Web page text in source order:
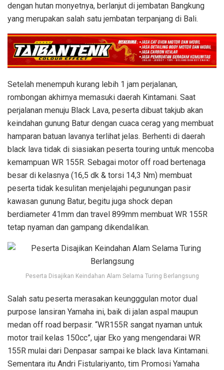
dengan hutan monyetnya, berlanjut di jembatan Bangkung
yang merupakan salah satu jembatan terpanjang di Bali.
Setelah menempuh kurang lebih 1 jam perjalanan,
rombongan akhirnya memasuki daerah Kintamani. Saat
perjalanan menuju Black Lava, peserta dibuat takjub akan
keindahan gunung Batur dengan cuaca cerag yang membuat
hamparan batuan lavanya terlihat jelas. Berhenti di daerah
black lava tidak di siasiakan peserta touring untuk mencoba
kemampuan WR 155R. Sebagai motor off road bertenaga
besar di kelasnya (16,5 dk & torsi 14,3 Nm) membuat
peserta tidak kesulitan menjelajahi pegunungan pasir
kawasan gunung Batur, begitu juga shock depan
berdiameter 41mm dan travel 899mm membuat WR 155R
tetap nyaman dan gampang dikendalikan.
Peserta Disajikan Keindahan Alam Selama Turing Berlangsung
Salah satu peserta merasakan keungggulan motor dual
purpose lansiran Yamaha ini, baik di jalan aspal maupun
medan off road berpasir. “WR155R sangat nyaman untuk
motor trail kelas 150cc”, ujar Eko yang mengendarai WR
155R mulai dari Denpasar sampai ke black lava Kintamani.
Sementara itu Andri Fistulariyanto, tim Promosi Yamaha